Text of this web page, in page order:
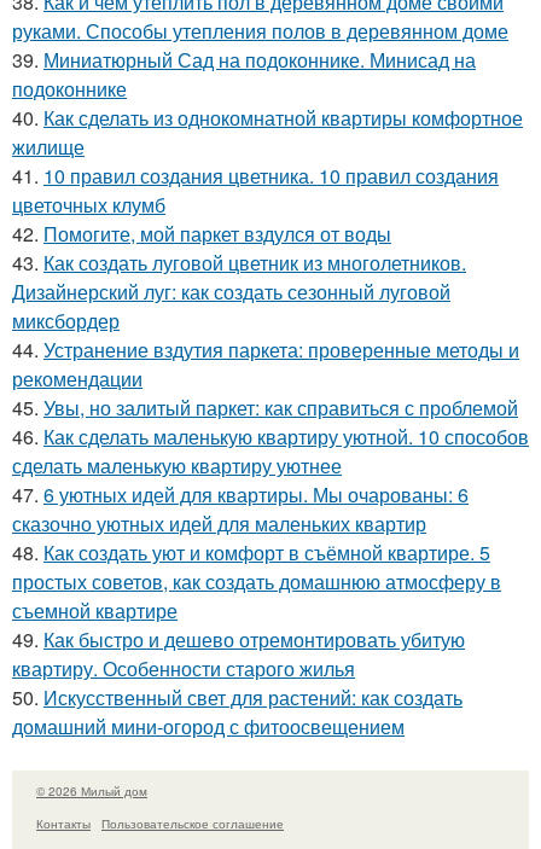
руками. Способы утепления полов в деревянном доме
39. Миниатюрный Сад на подоконнике. Минисад на
подоконнике
40. Как сделать из однокомнатной квартиры комфортное
жилище
41. 10 правил создания цветника. 10 правил создания
цветочных клумб
42. Помогите, мой паркет вздулся от воды
43. Как создать луговой цветник из многолетников.
Дизайнерский луг: как создать сезонный луговой
миксбордер
44. Устранение вздутия паркета: проверенные методы и
рекомендации
45. Увы, но залитый паркет: как справиться с проблемой
46. Как сделать маленькую квартиру уютной. 10 способов
сделать маленькую квартиру уютнее
47. 6 уютных идей для квартиры. Мы очарованы: 6
сказочно уютных идей для маленьких квартир
48. Как создать уют и комфорт в съёмной квартире. 5
простых советов, как создать домашнюю атмосферу в
съемной квартире
49. Как быстро и дешево отремонтировать убитую
квартиру. Особенности старого жилья
50. Искусственный свет для растений: как создать
домашний мини-огород с фитоосвещением
© 2026 Милый дом
Контакты
Пользовательское соглашение